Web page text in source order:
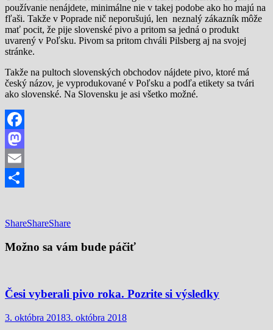
používanie nenájdete, minimálne nie v takej podobe ako ho majú na
fľaši. Takže v Poprade nič neporušujú, len neznalý zákazník môže
mať pocit, že pije slovenské pivo a pritom sa jedná o produkt
uvarený v Poľsku. Pivom sa pritom chváli Pilsberg aj na svojej
stránke.
Takže na pultoch slovenských obchodov nájdete pivo, ktoré má
český názov, je vyprodukované v Poľsku a podľa etikety sa tvári
ako slovenské. Na Slovensku je asi všetko možné.
Facebook
Mastodon
Email
ShareShareShare
Možno sa vám bude páčiť
Česi vyberali pivo roka. Pozrite si výsledky
3. októbra 20183. októbra 2018